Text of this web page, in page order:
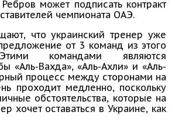
может подписать контракт
чемпионата ОАЭ.
что украинский тренер уже
от 3 команд из этого
командами являются
«Аль-Вахда», «Аль-Ахли» и «Аль-
процесс между сторонами на
проходит медленно, поскольку
обстоятельства, которые на
хочет оставаться в Украине, как